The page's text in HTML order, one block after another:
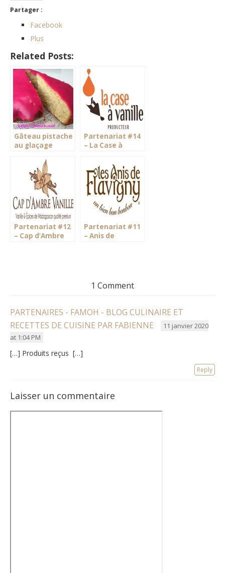
Partager :
Facebook
Plus
Related Posts:
Gâteau pistache
au glaçage
Partenariat #14
– La Case à
Partenariat #12
– Cap d’Ambre
Partenariat #11
– Anis de
1 Comment
PARTENAIRES - FAMOH - BLOG CULINAIRE ET
RECETTES DE CUISINE PAR FABIENNE
11 janvier 2020
at 1:04 PM
[…] Produits reçus […]
Reply
Laisser un commentaire